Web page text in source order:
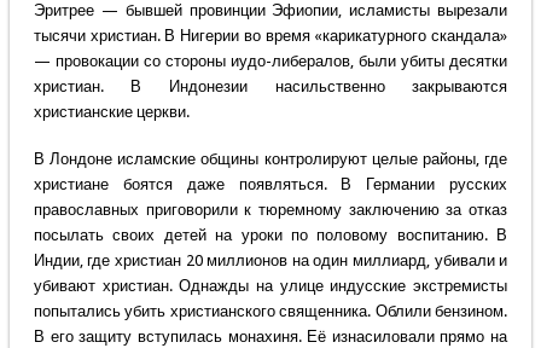
Эритрее — бывшей провинции Эфиопии, исламисты вырезали
тысячи христиан. В Нигерии во время «карикатурного скандала»
— провокации со стороны иудо-либералов, были убиты десятки
христиан. В Индонезии насильственно закрываются
христианские церкви.
В Лондоне исламские общины контролируют целые районы, где
христиане боятся даже появляться. В Германии русских
православных приговорили к тюремному заключению за отказ
посылать своих детей на уроки по половому воспитанию. В
Индии, где христиан 20 миллионов на один миллиард, убивали и
убивают христиан. Однажды на улице индусские экстремисты
попытались убить христианского священника. Облили бензином.
В его защиту вступилась монахиня. Её изнасиловали прямо на